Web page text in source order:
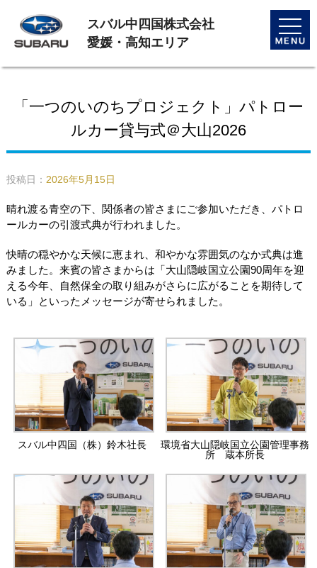
toggle
スバル中四国株式会社
愛媛・高知エリア
「一つのいのちプロジェクト」パトロー
ルカー貸与式＠大山2026
投稿日： 2026年5月15日
晴れ渡る青空の下、関係者の皆さまにご参加いただき、パトロ
ールカーの引渡式典が行われました。
快晴の穏やかな天候に恵まれ、和やかな雰囲気のなか式典は進
みました。来賓の皆さまからは「大山隠岐国立公園90周年を迎
える今年、自然保全の取り組みがさらに広がることを期待して
いる」といったメッセージが寄せられました。
スバル中四国（株）鈴木社長
環境省大山隠岐国立公園管理事務
所 蔵本所長